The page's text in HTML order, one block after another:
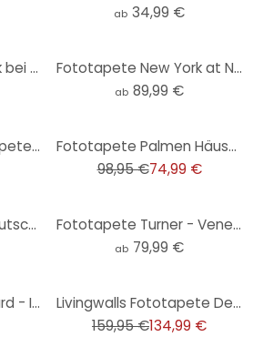
ab 34,99 €
Fototapete New York bei Nacht - 432x260 cm
Fototapete New York at Night 2 Panorama
ab 89,99 €
Fototapete Papiertapete Manhattan - 366x254 cm
Fototapete Palmen Häuser Vintage beige grün 371x280 cm Vliestapete
98,95 €74,99 €
Fototapete Falk - Deutschland Landkarte Fototapete Turner - Venedig, Dogana und S. Giorgio Maggiore
ab 79,99 €
Fototapete Hugonnard - In der Altstadt - 384x260 cm
Livingwalls Fototapete Designwalls Skyline New York Stadt
159,95 €134,99 €